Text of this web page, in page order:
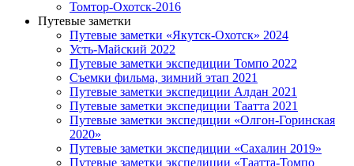
Томтор-Охотск-2016
Путевые заметки
Путевые заметки «Якутск-Охотск» 2024
Усть-Майский 2022
Путевые заметки экспедиции Томпо 2022
Съемки фильма, зимний этап 2021
Путевые заметки экспедиции Алдан 2021
Путевые заметки экспедиции Таатта 2021
Путевые заметки экспедиции «Олгон-Горинская
2020»
Путевые заметки экспедиции «Сахалин 2019»
Путевые заметки экспедиции «Таатта-Томпо